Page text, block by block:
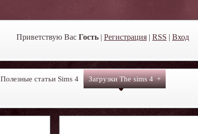
Приветствую Вас Гость | Регистрация | RSS | Вход
Полезные статьи Sims 4 Загрузки The sims 4